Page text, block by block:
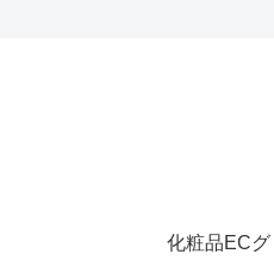
化粧品EC